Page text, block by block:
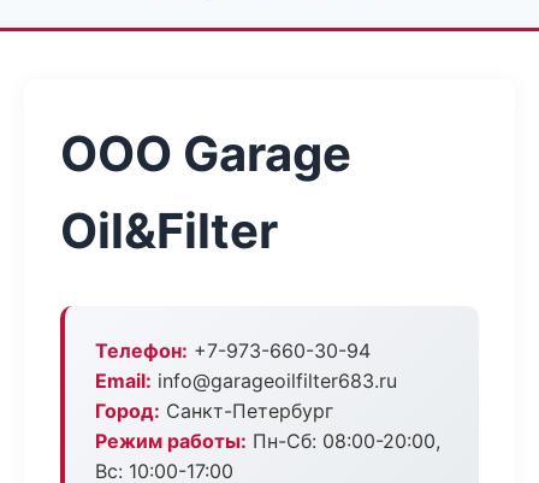
ООО Garage
Oil&Filter
Телефон: +7-973-660-30-94
Email: info@garageoilfilter683.ru
Город: Санкт-Петербург
Режим работы: Пн-Сб: 08:00-20:00,
Вс: 10:00-17:00